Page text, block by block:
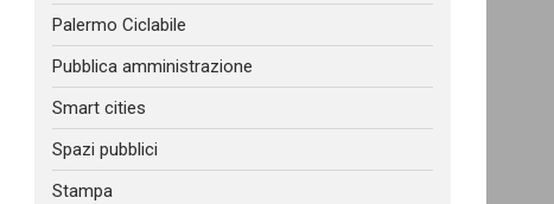
Palermo Ciclabile
Pubblica amministrazione
Smart cities
Spazi pubblici
Stampa